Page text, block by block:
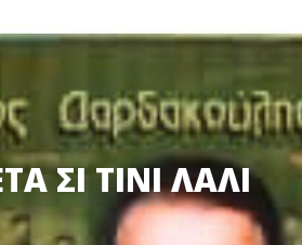
ΣΙ ΤΙΝΙ ΛΑΛΙ